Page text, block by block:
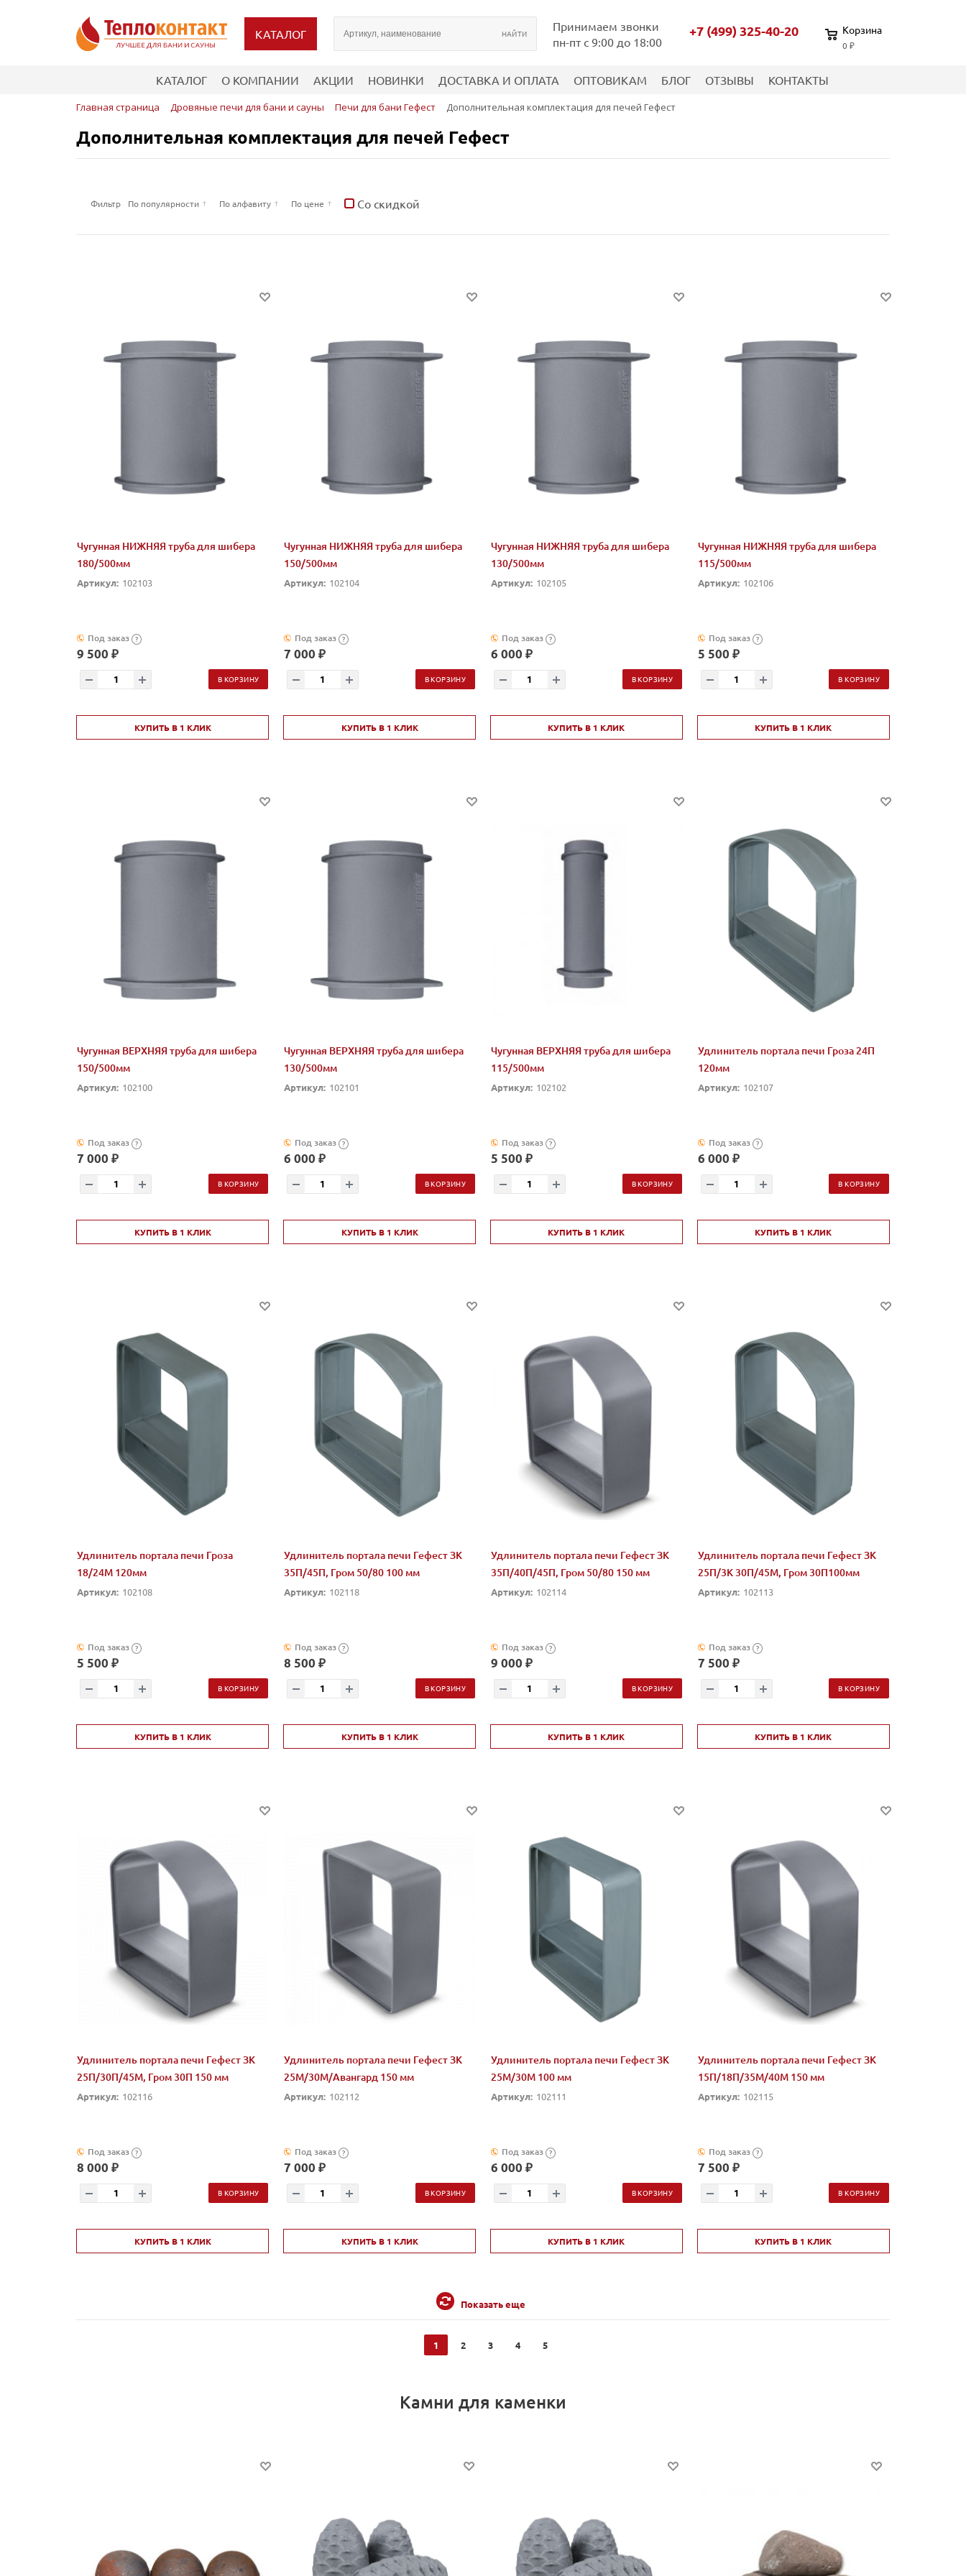
КАТАЛОГ
Принимаем звонки
пн-пт с 9:00 до 18:00
+7 (499) 325-40-20 Корзина
0 ₽
КАТАЛОГ О КОМПАНИИ АКЦИИ НОВИНКИ ДОСТАВКА И ОПЛАТА ОПТОВИКАМ БЛОГ ОТЗЫВЫ КОНТАКТЫ
Главная страница Дровяные печи для бани и сауны Печи для бани Гефест Дополнительная комплектация для печей Гефест
Дополнительная комплектация для печей Гефест
Фильтр По популярности По алфавиту По цене Со скидкой
Чугунная НИЖНЯЯ труба для шибера
180/500мм
Артикул: 102103
Под заказ ?
9 500 ₽
В КОРЗИНУ
КУПИТЬ В 1 КЛИК
Чугунная НИЖНЯЯ труба для шибера
150/500мм
Артикул: 102104
Под заказ ?
7 000 ₽
В КОРЗИНУ
КУПИТЬ В 1 КЛИК
Чугунная НИЖНЯЯ труба для шибера
130/500мм
Артикул: 102105
Под заказ ?
6 000 ₽
В КОРЗИНУ
КУПИТЬ В 1 КЛИК
Чугунная НИЖНЯЯ труба для шибера
115/500мм
Артикул: 102106
Под заказ ?
5 500 ₽
В КОРЗИНУ
КУПИТЬ В 1 КЛИК
Чугунная ВЕРХНЯЯ труба для шибера
150/500мм
Артикул: 102100
Под заказ ?
7 000 ₽
В КОРЗИНУ
КУПИТЬ В 1 КЛИК
Чугунная ВЕРХНЯЯ труба для шибера
130/500мм
Артикул: 102101
Под заказ ?
6 000 ₽
В КОРЗИНУ
КУПИТЬ В 1 КЛИК
Чугунная ВЕРХНЯЯ труба для шибера
115/500мм
Артикул: 102102
Под заказ ?
5 500 ₽
В КОРЗИНУ
КУПИТЬ В 1 КЛИК
Удлинитель портала печи Гроза 24П
120мм
Артикул: 102107
Под заказ ?
6 000 ₽
В КОРЗИНУ
КУПИТЬ В 1 КЛИК
Удлинитель портала печи Гроза
18/24М 120мм
Артикул: 102108
Под заказ ?
5 500 ₽
В КОРЗИНУ
КУПИТЬ В 1 КЛИК
Удлинитель портала печи Гефест ЗК
35П/45П, Гром 50/80 100 мм
Артикул: 102118
Под заказ ?
8 500 ₽
В КОРЗИНУ
КУПИТЬ В 1 КЛИК
Удлинитель портала печи Гефест ЗК
35П/40П/45П, Гром 50/80 150 мм
Артикул: 102114
Под заказ ?
9 000 ₽
В КОРЗИНУ
КУПИТЬ В 1 КЛИК
Удлинитель портала печи Гефест ЗК
25П/3К 30П/45М, Гром 30П100мм
Артикул: 102113
Под заказ ?
7 500 ₽
В КОРЗИНУ
КУПИТЬ В 1 КЛИК
Удлинитель портала печи Гефест ЗК
25П/30П/45М, Гром 30П 150 мм
Артикул: 102116
Под заказ ?
8 000 ₽
В КОРЗИНУ
КУПИТЬ В 1 КЛИК
Удлинитель портала печи Гефест ЗК
25М/30М/Авангард 150 мм
Артикул: 102112
Под заказ ?
7 000 ₽
В КОРЗИНУ
КУПИТЬ В 1 КЛИК
Удлинитель портала печи Гефест ЗК
25М/30М 100 мм
Артикул: 102111
Под заказ ?
6 000 ₽
В КОРЗИНУ
КУПИТЬ В 1 КЛИК
Удлинитель портала печи Гефест ЗК
15П/18П/35М/40М 150 мм
Артикул: 102115
Под заказ ?
7 500 ₽
В КОРЗИНУ
КУПИТЬ В 1 КЛИК
Показать еще
1 2 3 4 5
Камни для каменки